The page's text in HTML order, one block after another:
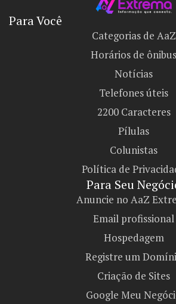
Para Você
Categorias de AaZ
Horários de ônibus
Notícias
Telefones úteis
2200 Caracteres
Pílulas
Colunistas
Política de
Para Seu
Anuncie no AaZ
Email profissional
Hospedagem
Registre um
Criação de Sites
Google Meu